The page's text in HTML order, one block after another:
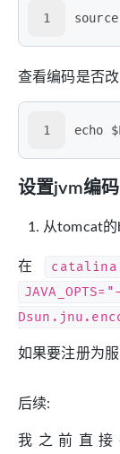
1
查看编码是否改
1 echo
设置jvm编码
从tomcat
在
如果要注册为
后续:
我之前直接